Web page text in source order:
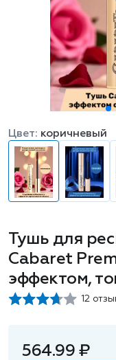
Тушь для
Cabaret
эффектом,
12
Цвет: коричневый
564.99 ₽